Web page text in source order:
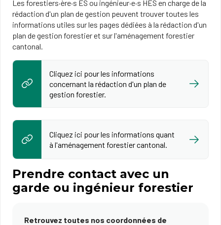
Les forestiers·ère·s ES ou ingénieur·e·s HES en charge de la
rédaction d'un plan de gestion peuvent trouver toutes les
informations utiles sur les pages dédiées à la rédaction d'un
plan de gestion forestier et sur l'aménagement forestier
cantonal.
Cliquez ici pour les informations
concernant la rédaction d'un plan de
gestion forestier.
Cliquez ici pour les informations quant
à l'aménagement forestier cantonal.
Prendre contact avec un
garde ou ingénieur forestier
Retrouvez toutes nos coordonnées de